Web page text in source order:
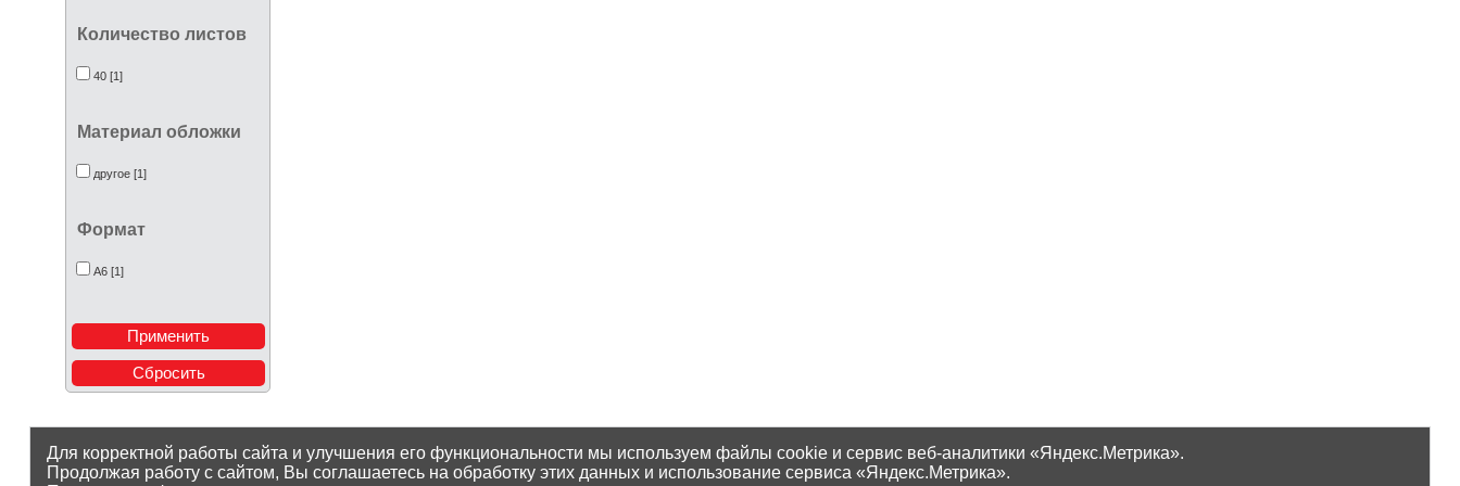
Количество листов
40 [1]
Материал обложки
другое [1]
Формат
А6 [1]
Для корректной работы сайта и улучшения его функциональности мы используем файлы cookie и сервис веб-аналитики «Яндекс.Метрика».
Продолжая работу с сайтом, Вы соглашаетесь на обработку этих данных и использование сервиса «Яндекс.Метрика».